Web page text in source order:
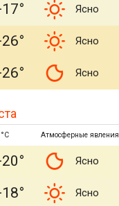
Ясно
Ясно
Ясно
Атмосферные явления
Ясно
Ясно